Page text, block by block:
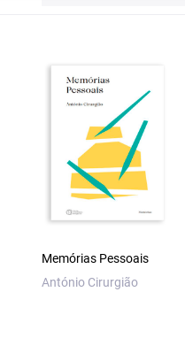
Memórias Pessoais
António Cirurgião